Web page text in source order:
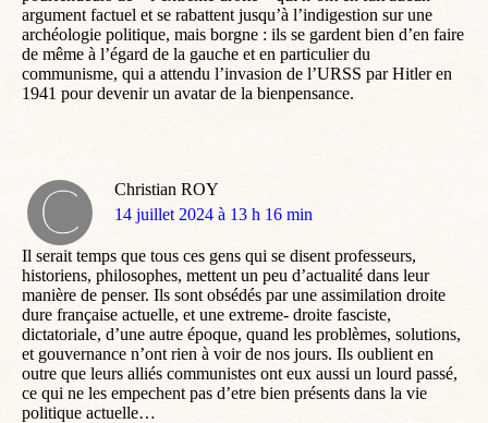
argument factuel et se rabattent jusqu’à l’indigestion sur une
archéologie politique, mais borgne : ils se gardent bien d’en faire
de même à l’égard de la gauche et en particulier du
communisme, qui a attendu l’invasion de l’URSS par Hitler en
1941 pour devenir un avatar de la bienpensance.
Christian ROY
dit
14 juillet 2024 à 13 h 16 min
Il serait temps que tous ces gens qui se disent professeurs,
historiens, philosophes, mettent un peu d’actualité dans leur
manière de penser. Ils sont obsédés par une assimilation droite
dure française actuelle, et une extreme- droite fasciste,
dictatoriale, d’une autre époque, quand les problèmes, solutions,
et gouvernance n’ont rien à voir de nos jours. Ils oublient en
outre que leurs alliés communistes ont eux aussi un lourd passé,
ce qui ne les empechent pas d’etre bien présents dans la vie
politique actuelle…